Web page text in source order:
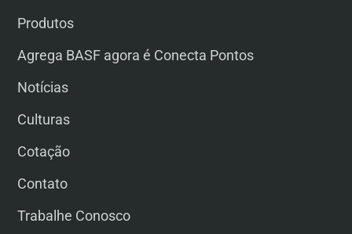
Produtos
Agrega BASF agora é Conecta Pontos
Notícias
Culturas
Cotação
Contato
Trabalhe Conosco